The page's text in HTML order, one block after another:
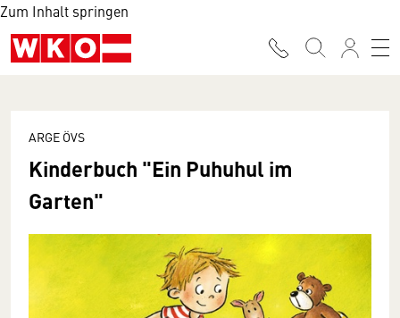
Zum Inhalt springen
ARGE ÖVS
Kinderbuch "Ein Puhuhul im
Garten"